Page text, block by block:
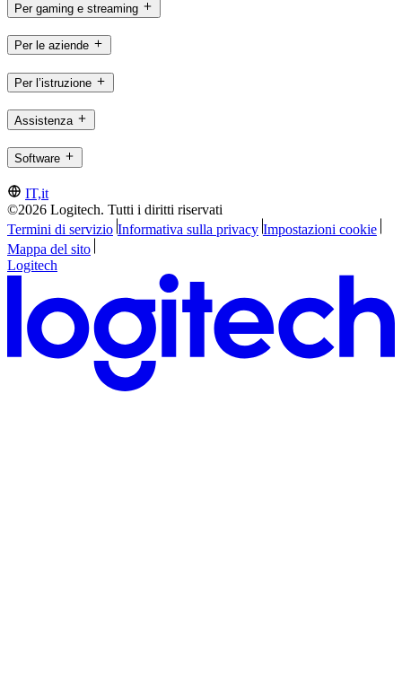
Per gaming e streaming
Per le aziende
Per l’istruzione
Assistenza
Software
IT,it
©2026 Logitech. Tutti i diritti riservati
Termini di servizio Informativa sulla privacy Impostazioni cookie
Mappa del sito
Logitech